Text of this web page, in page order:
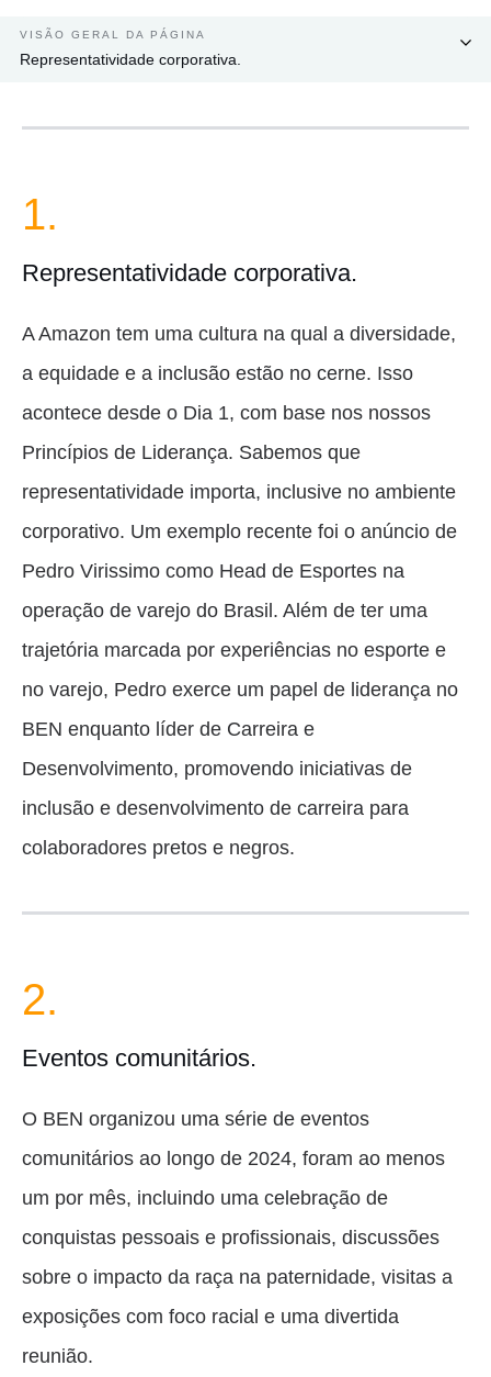
VISÃO GERAL DA PÁGINA
Representatividade corporativa.
1.
Representatividade corporativa.
A Amazon tem uma cultura na qual a diversidade,
a equidade e a inclusão estão no cerne. Isso
acontece desde o Dia 1, com base nos nossos
Princípios de Liderança. Sabemos que
representatividade importa, inclusive no ambiente
corporativo. Um exemplo recente foi o anúncio de
Pedro Virissimo como Head de Esportes na
operação de varejo do Brasil. Além de ter uma
trajetória marcada por experiências no esporte e
no varejo, Pedro exerce um papel de liderança no
BEN enquanto líder de Carreira e
Desenvolvimento, promovendo iniciativas de
inclusão e desenvolvimento de carreira para
colaboradores pretos e negros.
2.
Eventos comunitários.
O BEN organizou uma série de eventos
comunitários ao longo de 2024, foram ao menos
um por mês, incluindo uma celebração de
conquistas pessoais e profissionais, discussões
sobre o impacto da raça na paternidade, visitas a
exposições com foco racial e uma divertida
reunião.